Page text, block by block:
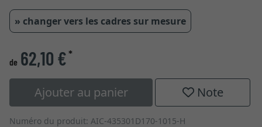
» changer vers les cadres sur mesure
de 62,10 €*
Ajouter au panier Note
Numéro du produit: AIC-435301D170-1015-H